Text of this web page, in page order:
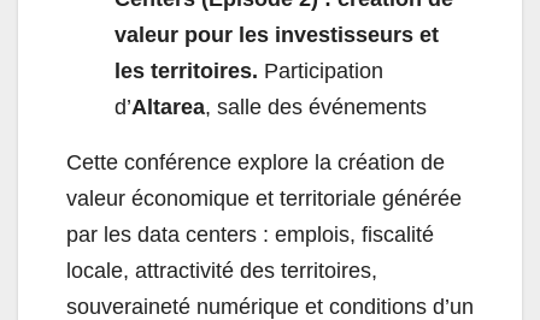
valeur pour les investisseurs et
les territoires. Participation
d’Altarea, salle des événements
Cette conférence explore la création de
valeur économique et territoriale générée
par les data centers : emplois, fiscalité
locale, attractivité des territoires,
souveraineté numérique et conditions d’un